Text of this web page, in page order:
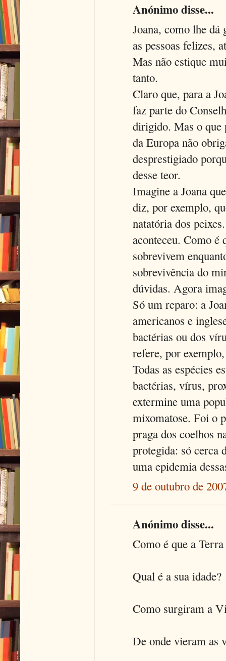
Anónimo disse...
Joana, como lhe dá
as pessoas felizes,
Mas não estique
tanto.
Claro que, para a
faz parte do
dirigido. Mas o que
da Europa não
desprestigiado
desse teor.
Imagine a Joana
diz, por exemplo,
natatória dos
aconteceu. Como é
sobrevivem
sobrevivência do
dúvidas. Agora
Só um reparo: a
americanos e
bactérias ou dos
refere, por
Todas as espécies
bactérias, vírus,
extermine uma
mixomatose. Foi o
praga dos coelhos
protegida: só cerca
uma epidemia
9 de outubro de
Anónimo disse...
Como é que a
Qual é a sua idade?
Como surgiram a
De onde vieram as